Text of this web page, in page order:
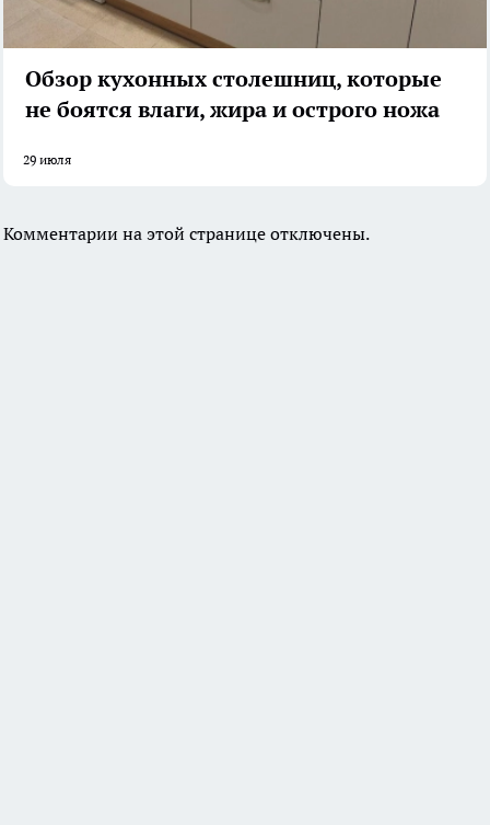
Обзор кухонных столешниц, которые
не боятся влаги, жира и острого ножа
29 июля
Комментарии на этой странице отключены.